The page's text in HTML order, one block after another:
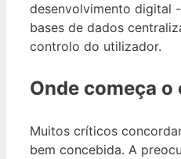
desenvolvimento digital
bases de dados
controlo do utilizador.
Onde começa
Muitos críticos
bem concebida. A